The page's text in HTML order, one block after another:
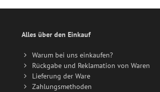
Alles über den Einkauf
Warum bei uns einkaufen?
Rückgabe und Reklamation von Waren
Lieferung der Ware
Zahlungsmethoden